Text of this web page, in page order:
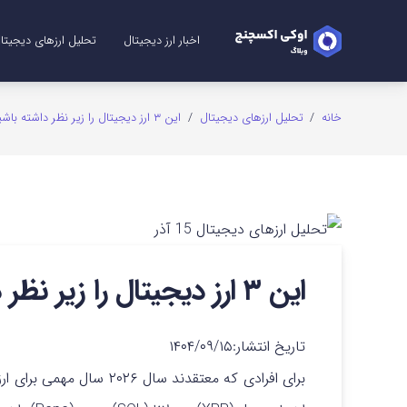
اخبار ارز دیجیتال تحلیل ارزهای
خانه / تحلیل ارزهای دیجیتال / این ۳ ارز دیجیتال را زیر نظر داشته باشید! + تحلیل و نمودار
این ۳ ارز دیجیتال را زیر نظر داشته باشید! + تحلیل و نمودار
تاریخ انتشار:۱۴۰۴/۰۹/۱۵
برای افرادی که